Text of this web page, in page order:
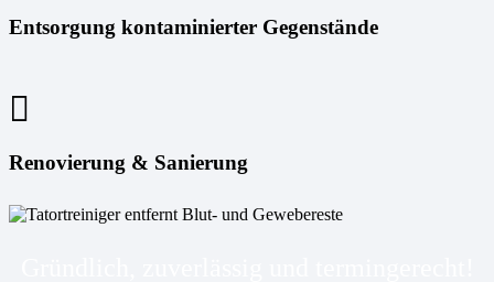
Entsorgung kontaminierter Gegenstände
Renovierung & Sanierung